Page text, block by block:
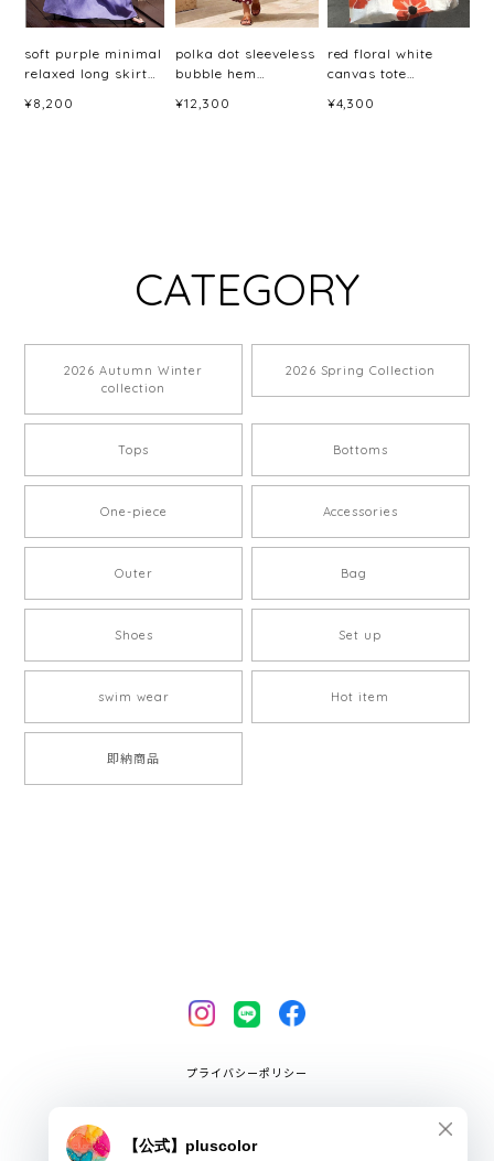
soft purple minimal
relaxed long skirt
¥8,200
polka dot sleeveless
bubble hem
d3060＞
¥12,300
red floral white
canvas tote
¥4,300
CATEGORY
2026 Autumn Winter
collection
2026 Spring Collection
Tops Bottoms
One-piece Accessories
Outer Bag
Shoes Set up
swim wear Hot item
即納商品
プライバシーポリシー